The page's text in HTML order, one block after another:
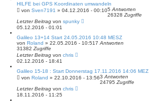
HILFE bei GPS Koordinaten umwandeln
von Sven7191 » 04.12.2016 - 00:105 Antworten
26328 Zugriffe
Letzter Beitrag von spunky
05.12.2016 - 01:01
Galileo 13+14 Start 24.05.2016 10:48 MESZ
von Roland » 22.05.2016 - 10:517 Antworten
31382 Zugriffe
Letzter Beitrag von chris
02.12.2016 - 18:41
Galileo 15-18 : Start Donnerstag 17.11.2016 14:06 MEZ
von Roland » 22.10.2016 - 13:563 Antworten
24795 Zugriffe
Letzter Beitrag von chris
18.11.2016 - 11:25